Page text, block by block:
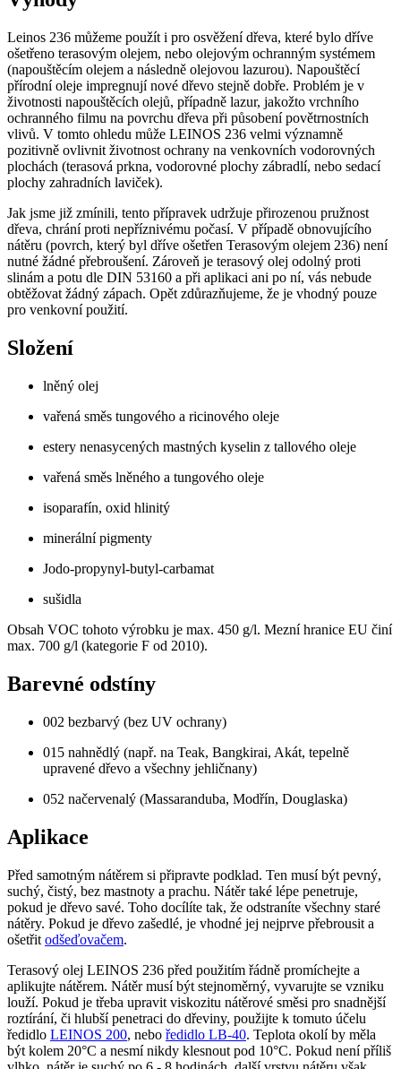
Leinos 236 můžeme použít i pro osvěžení dřeva, které bylo dříve
ošetřeno terasovým olejem, nebo olejovým ochranným systémem
(napouštěcím olejem a následně olejovou lazurou). Napouštěcí
přírodní oleje impregnují nové dřevo stejně dobře. Problém je v
životnosti napouštěcích olejů, případně lazur, jakožto vrchního
ochranného filmu na povrchu dřeva při působení povětrnostních
vlivů. V tomto ohledu může LEINOS 236 velmi významně
pozitivně ovlivnit životnost ochrany na venkovních vodorovných
plochách (terasová prkna, vodorovné plochy zábradlí, nebo sedací
plochy zahradních laviček).
Jak jsme již zmínili, tento přípravek udržuje přirozenou pružnost
dřeva, chrání proti nepříznivému počasí. V případě obnovujícího
nátěru (povrch, který byl dříve ošetřen Terasovým olejem 236) není
nutné žádné přebroušení. Zároveň je terasový olej odolný proti
slinám a potu dle DIN 53160 a při aplikaci ani po ní, vás nebude
obtěžovat žádný zápach. Opět zdůrazňujeme, že je vhodný pouze
pro venkovní použití.
Složení
lněný olej
vařená směs tungového a ricinového oleje
estery nenasycených mastných kyselin z tallového oleje
vařená směs lněného a tungového oleje
isoparafín, oxid hlinitý
minerální pigmenty
Jodo-propynyl-butyl-carbamat
sušidla
Obsah VOC tohoto výrobku je max. 450 g/l. Mezní hranice EU činí
max. 700 g/l (kategorie F od 2010).
Barevné odstíny
002 bezbarvý (bez UV ochrany)
015 nahnědlý (např. na Teak, Bangkirai, Akát, tepelně
upravené dřevo a všechny jehličnany)
052 načervenalý (Massaranduba, Modřín, Douglaska)
Aplikace
Před samotným nátěrem si připravte podklad. Ten musí být pevný,
suchý, čistý, bez mastnoty a prachu. Nátěr také lépe penetruje,
pokud je dřevo savé. Toho docílíte tak, že odstraníte všechny staré
nátěry. Pokud je dřevo zašedlé, je vhodné jej nejprve přebrousit a
ošetřit odšeďovačem.
Terasový olej LEINOS 236 před použitím řádně promíchejte a
aplikujte nátěrem. Nátěr musí být stejnoměrný, vyvarujte se vzniku
louží. Pokud je třeba upravit viskozitu nátěrové směsi pro snadnější
roztírání, či hlubší penetraci do dřeviny, použijte k tomuto účelu
ředidlo LEINOS 200, nebo ředidlo LB-40. Teplota okolí by měla
být kolem 20°C a nesmí nikdy klesnout pod 10°C. Pokud není příliš